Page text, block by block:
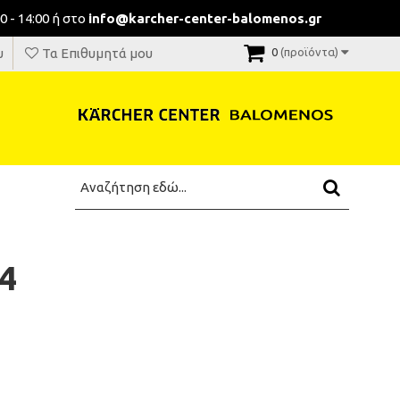
- 14:00 ή στο info@karcher-center-balomenos.gr
Τα Επιθυμητά μου 0 (προϊόντα)